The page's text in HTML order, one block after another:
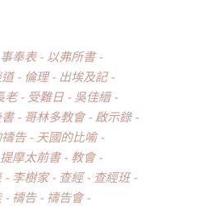
事奉表
以弗所書
倫理
出埃及記
老 受難日
吳佳縉
哥林多教會
啟示錄
告
天國的比喻
提摩太前書
教會
李樹家 查經
查經班
禱告
禱告會